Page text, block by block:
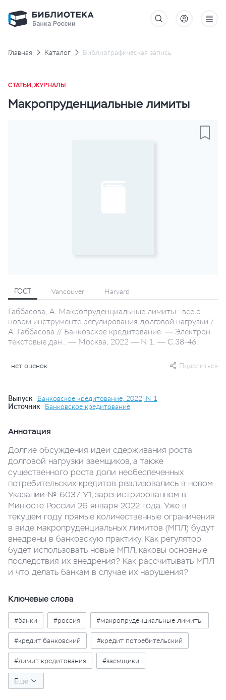
Главная Каталог Библиографическая запись
СТАТЬИ, ЖУРНАЛЫ
Макропруденциальные лимиты
ГОСТ Vancouver Harvard
Габбасова, А. Макропруденциальные лимиты : все о
новом инструменте регулирования долговой нагрузки /
А. Габбасова // Банковское кредитование. — Электрон.
текстовые дан.. — Москва, 2022 — N 1. — С.38-46.
нет оценок Поделиться
Выпуск
Банковское кредитование, 2022, N 1
Источник
Банковское кредитование
Аннотация
Долгие обсуждения идеи сдерживания роста
долговой нагрузки заемщиков, а также
существенного роста доли необеспеченных
потребительских кредитов реализовались в новом
Указании № 6037-У1, зарегистрированном в
Минюсте России 26 января 2022 года. Уже в
текущем году прямые количественные ограничения
в виде макропруденциальных лимитов (МПЛ) будут
внедрены в банковскую практику. Как регулятор
будет использовать новые МПЛ, каковы основные
последствия их внедрения? Как рассчитывать МПЛ
и что делать банкам в случае их нарушения?
Ключевые слова
#банки #россия #макропруденциальные лимиты
#кредит банковский #кредит потребительский
#лимит кредитования #заемщики
#долговая нагрузка
Еще